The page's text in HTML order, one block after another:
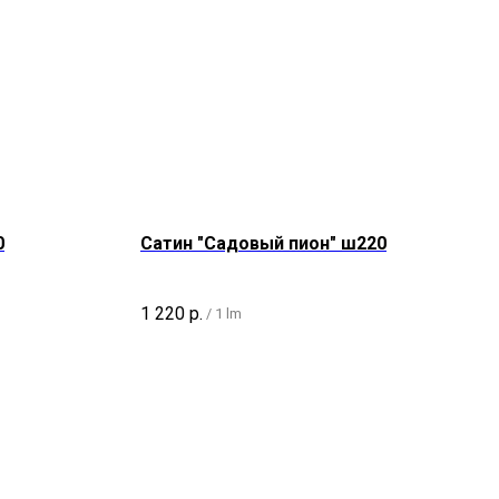
Сатин "Садовый пион" ш220
1 220 р. / 1 lm